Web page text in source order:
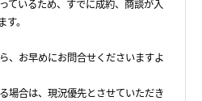
ているため、すでに成約、商談が入
。
、お早めにお問合せくださいますよ
場合は、現況優先とさせていただき